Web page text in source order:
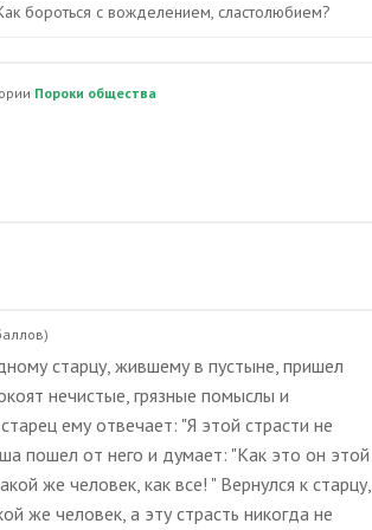
бороться с вожделением, сластолюбием?
Пороки общества
старцу, жившему в пустыне, пришел
нечистые, грязные помыслы и
ему отвечает: "Я этой страсти не
пошел от него и думает: "Как это он этой
же человек, как все! " Вернулся к старцу,
же человек, а эту страсть никогда не